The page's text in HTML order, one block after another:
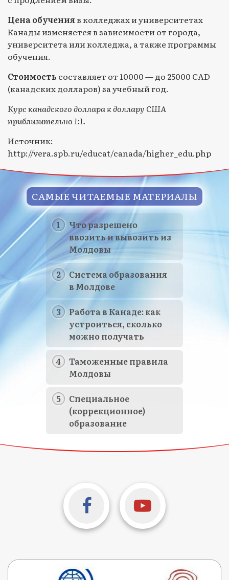
Цена обученияв колледжах и университетах
Канады изменяется в зависимости от города,
университета или колледжа, а также программы
обучения.
Стоимость составляет от 10000 — до 25000 CAD
(канадских долларов) за учебный год.
Курс канадского доллара к доллару США
приблизительно 1:1.
Источник:
http://vera.spb.ru/educat/canada/higher_edu.php
САМЫЕ ЧИТАЕМЫЕ МАТЕРИАЛЫ
Что разрешено
ввозить и вывозить из
Молдовы
Система образования
в Молдове
Работа в Канаде: как
устроиться, сколько
можно получать
Таможенные правила
Молдовы
Специальное
(коррекционное)
образование